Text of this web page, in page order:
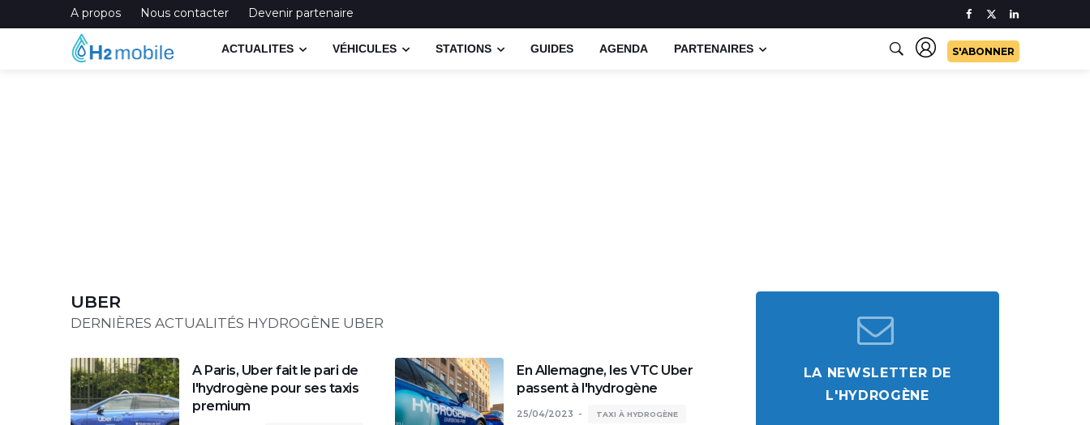
A propos Nous contacter Devenir partenaire
ACTUALITES VÉHICULES STATIONS GUIDES AGENDA PARTENAIRES S'ABONNER
UBER
DERNIÈRES ACTUALITÉS HYDROGÈNE UBER
A Paris, Uber fait le pari de
l'hydrogène pour ses taxis
premium
En Allemagne, les VTC Uber
passent à l'hydrogène
25/04/2023 TAXI À HYDROGÈNE
LA NEWSLETTER DE
L'HYDROGÈNE